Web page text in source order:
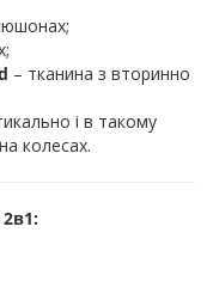
– тканина з вторинно
і в такому
колесах.